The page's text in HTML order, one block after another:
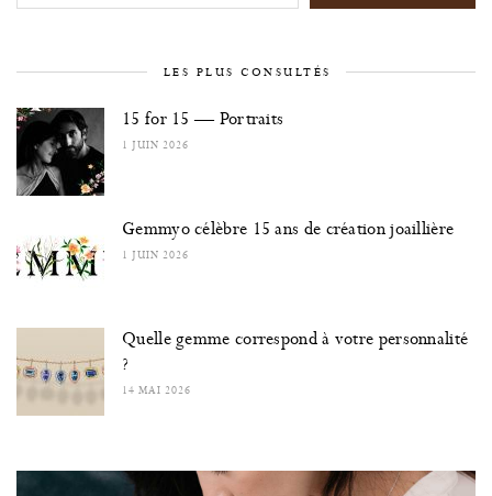
LES PLUS CONSULTÉS
15 for 15 — Portraits
1 JUIN 2026
Gemmyo célèbre 15 ans de création joaillière
1 JUIN 2026
Quelle gemme correspond à votre personnalité
?
14 MAI 2026